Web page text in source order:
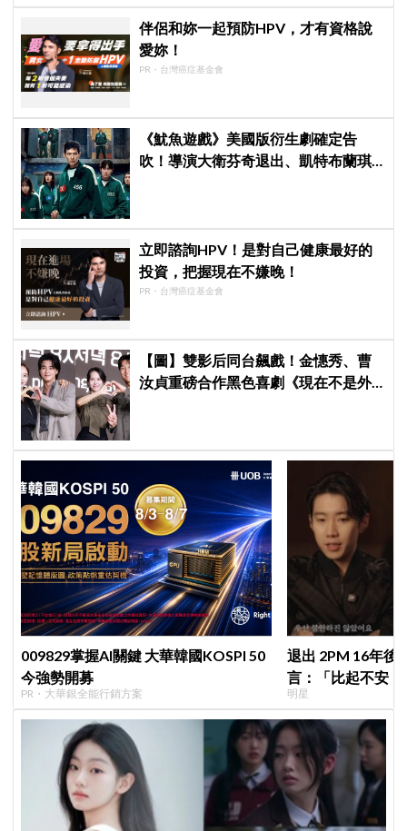
伴侶和妳一起預防HPV，才有資格說
愛妳！
PR・台灣癌症基金會
《魷魚遊戲》美國版衍生劇確定告
吹！導演大衛芬奇退出、凱特布蘭琪
立即諮詢HPV！是對自己健康最好的
投資，把握現在不嫌晚！
PR・台灣癌症基金會
【圖】雙影后同台飆戲！金憓秀、曹
汝貞重磅合作黑色喜劇《現在不是外
009829掌握AI關鍵 大華韓國KOSPI 50
今強勢開募
PR・大華銀全能行銷方案
退出 2PM 16年後
言：「比起不安
歉」韓網至今仍
明星